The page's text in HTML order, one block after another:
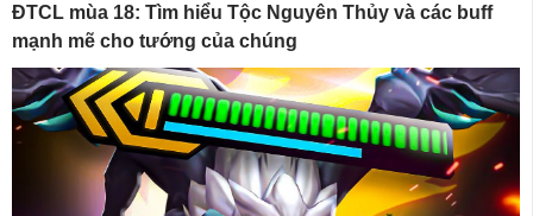
ĐTCL mùa 18: Tìm hiểu Tộc Nguyên Thủy và các buff
mạnh mẽ cho tướng của chúng